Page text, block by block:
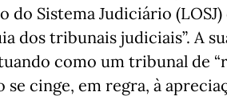
do Sistema Judiciário
dos tribunais judiciais”. A
como um tribunal de
se cinge, em regra, à